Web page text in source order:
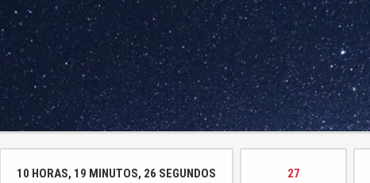
10 HORAS, 19 MINUTOS, 26 SEGUNDOS 27